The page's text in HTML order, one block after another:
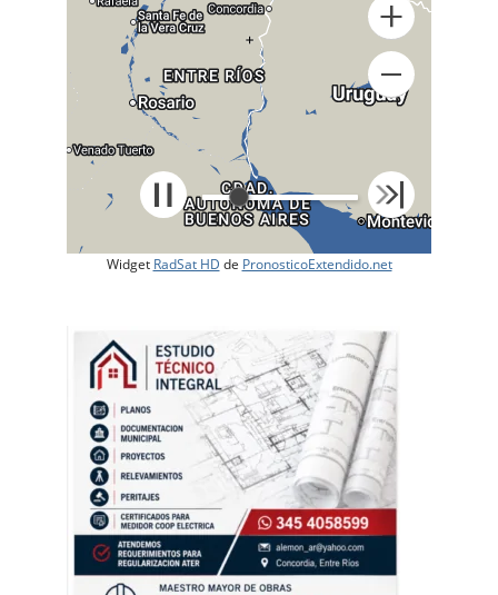
+
Widget RadSat HD de PronosticoExtendido.net